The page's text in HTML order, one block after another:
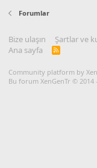
Forumlar
Bize ulaşın Şartlar ve
Ana sayfa
R
Community platform by
Bu forum XenGenTr ©